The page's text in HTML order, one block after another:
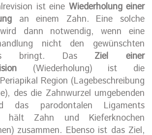
ist eine Wiederholung einer
an einem Zahn. Eine solche
dann notwendig, wenn eine
nicht den gewünschten
bringt. Das Ziel einer
(Wiederholung) ist die
Region (Lagebeschreibung
des die Zahnwurzel umgebenden
das parodontalen Ligaments
hält Zahn und Kieferknochen
zusammen. Ebenso ist das Ziel,